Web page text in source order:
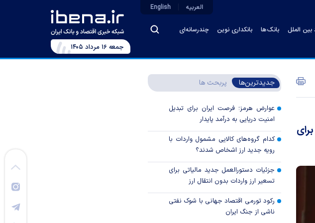
بین الملل بانک‌ها بانکداری نوین چندرسانه‌ای
العربیه English
جمعه ۱۶ مرداد ۱۴۰۵
جدیدترین‌ها پربحث ها
عوارض هرمز؛ فرصت ایران برای تبدیل
امنیت دریایی به درآمد پایدار
کدام گروه‌های کالایی مشمول واردات با
رویه جدید ارز اشخاص شدند؟
جزئیات دستورالعمل جدید مالیاتی برای
تسعیر ارز واردات بدون انتقال ارز
رکود تورمی اقتصاد جهانی با شوک نفتی
ناشی از جنگ ایران